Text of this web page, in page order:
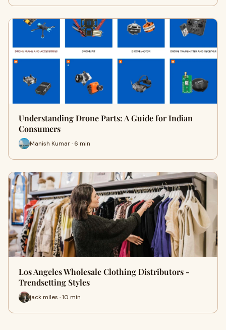
Understanding Drone Parts: A Guide for Indian
Consumers
Manish Kumar · 6 min
Los Angeles Wholesale Clothing Distributors -
Trendsetting Styles
jack miles · 10 min